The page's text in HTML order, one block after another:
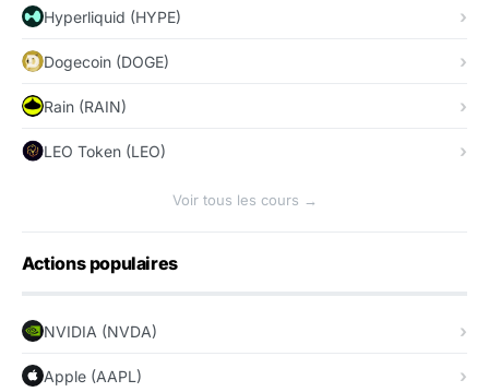
Hyperliquid (HYPE)
Dogecoin (DOGE)
Rain (RAIN)
LEO Token (LEO)
Voir tous les cours →
Actions populaires
NVIDIA (NVDA)
Apple (AAPL)